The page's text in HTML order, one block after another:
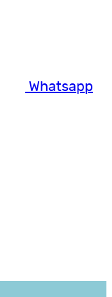
Whatsapp